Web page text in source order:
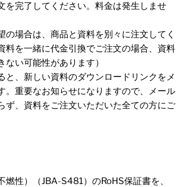
を完了してください。料金は発生しませ
場合は、商品と資料を別々に注文してく
料を一緒に代金引換でご注文の場合、資料
ない可能性があります）
と、新しい資料のダウンロードリンクをメ
。重要なお知らせになりますので、メール
ず、資料をご注文いただいた全ての方にご
燃性）（JBA-S481）のRoHS保証書を、